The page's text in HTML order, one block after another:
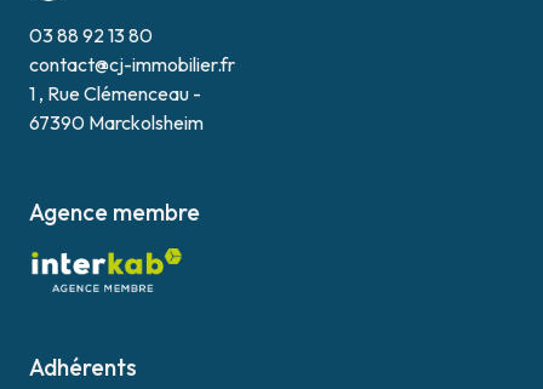
03 88 92 13 80
contact@cj-immobilier.fr
1 , Rue Clémenceau -
67390 Marckolsheim
Agence membre
Adhérents